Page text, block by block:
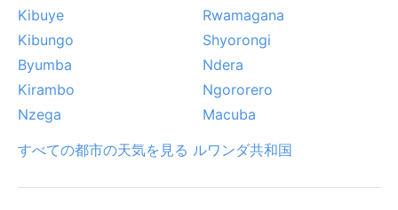
Kibuye
Rwamagana
Kibungo
Shyorongi
Byumba
Ndera
Kirambo
Ngororero
Nzega
Macuba
すべての都市の天気を見る ルワンダ共和国